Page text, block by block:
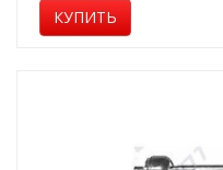
КУПИТЬ